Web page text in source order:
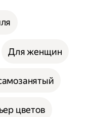
Для женщин
цветов